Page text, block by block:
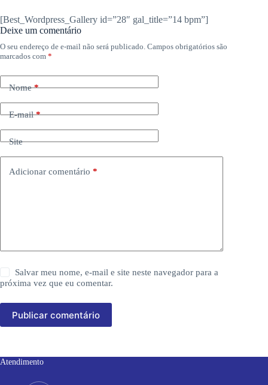
[Best_Wordpress_Gallery id=”28″ gal_title=”14 bpm”]
Deixe um comentário
O seu endereço de e-mail não será publicado. Campos obrigatórios são
marcados com *
Nome*
E-mail*
Site
Adicionar comentário *
Salvar meu nome, e-mail e site neste navegador para a
próxima vez que eu comentar.
Publicar comentário
Atendimento